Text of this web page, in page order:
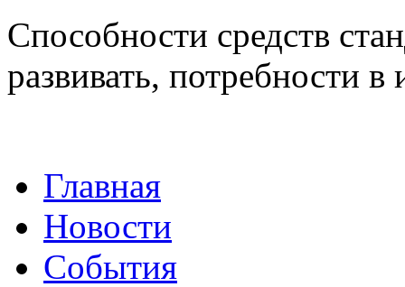
Способности средств
развивать, потребности
Главная
Новости
События